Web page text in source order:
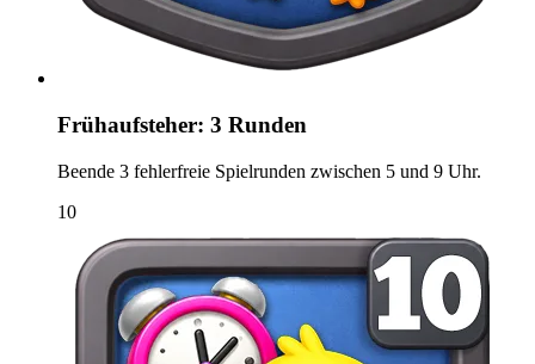
Frühaufsteher: 3 Runden
Beende 3 fehlerfreie Spielrunden zwischen 5 und 9 Uhr.
10